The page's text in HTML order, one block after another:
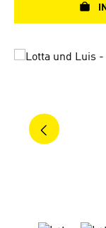
Bildergalerie